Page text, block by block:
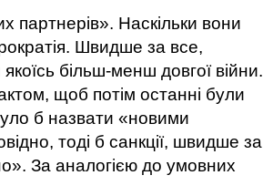
партнерів». Наскільки вони
Швидше за все,
більш-менш довгої війни.
щоб потім останні були
б назвати «новими
тоді б санкції, швидше за
За аналогією до умовних